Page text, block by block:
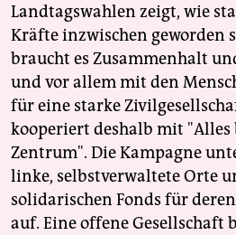
Landtagswahlen zeigt, wie
Kräfte inzwischen geworden
braucht es Zusammenhalt
und vor allem mit den
für eine starke
kooperiert deshalb mit
Zentrum". Die Kampagne
linke, selbstverwaltete Orte
solidarischen Fonds für
auf. Eine offene Gesellschaft